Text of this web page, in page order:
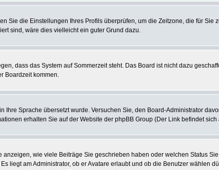
Sie die Einstellungen Ihres Profils überprüfen, um die Zeitzone, die für Sie
sind, wäre dies vielleicht ein guter Grund dazu.
dass das System auf Sommerzeit steht. Das Board ist nicht dazu
Boardzeit kommen.
Sprache übersetzt wurde. Versuchen Sie, den Board-Administrator
erhalten Sie auf der Website der phpBB Group (Der Link befindet
wie viele Beiträge Sie geschrieben haben oder welchen Status
liegt am Administrator, ob er Avatare erlaubt und ob die Benutzer wählen